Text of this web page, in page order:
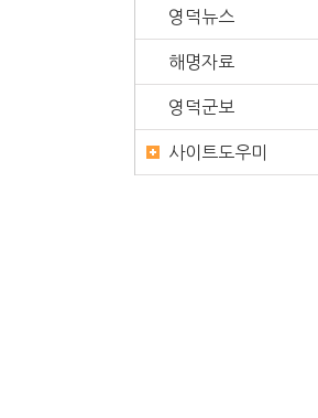
영덕뉴스
해명자료
영덕군보
사이트도우미